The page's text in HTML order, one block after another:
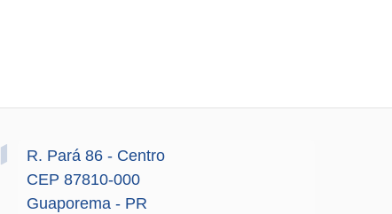
R. Pará 86 - Centro
CEP 87810-000
Guaporema - PR